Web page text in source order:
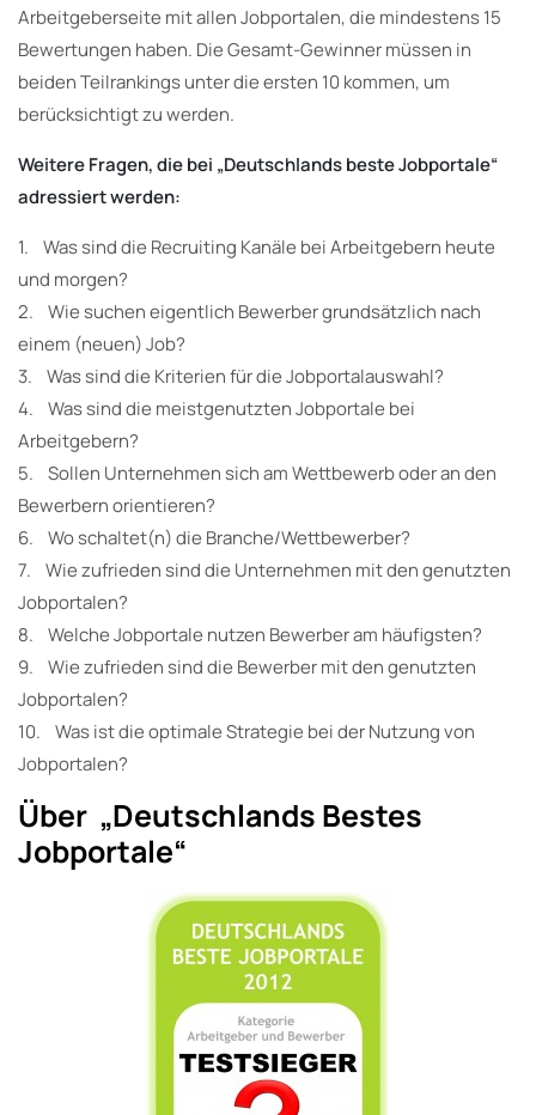
Arbeitgeberseite mit allen Jobportalen, die mindestens 15
Bewertungen haben. Die Gesamt-Gewinner müssen in
beiden Teilrankings unter die ersten 10 kommen, um
berücksichtigt zu werden.
Weitere Fragen, die bei „Deutschlands beste Jobportale“
adressiert werden:
1. Was sind die Recruiting Kanäle bei Arbeitgebern heute
und morgen?
2. Wie suchen eigentlich Bewerber grundsätzlich nach
einem (neuen) Job?
3. Was sind die Kriterien für die Jobportalauswahl?
4. Was sind die meistgenutzten Jobportale bei
Arbeitgebern?
5. Sollen Unternehmen sich am Wettbewerb oder an den
Bewerbern orientieren?
6. Wo schaltet(n) die Branche/Wettbewerber?
7. Wie zufrieden sind die Unternehmen mit den genutzten
Jobportalen?
8. Welche Jobportale nutzen Bewerber am häufigsten?
9. Wie zufrieden sind die Bewerber mit den genutzten
Jobportalen?
10. Was ist die optimale Strategie bei der Nutzung von
Jobportalen?
Über „Deutschlands Bestes
Jobportale“